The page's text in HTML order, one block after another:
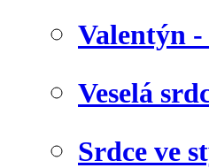
Valentýn
Veselá
Srdce ve